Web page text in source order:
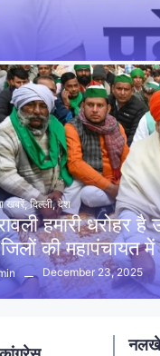
खबरें, दिल्ली, देश
हमारी धरोहर
की महापंचायत
December 23, 2025